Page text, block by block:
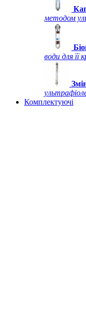
методом
води для її
Комплектуючі